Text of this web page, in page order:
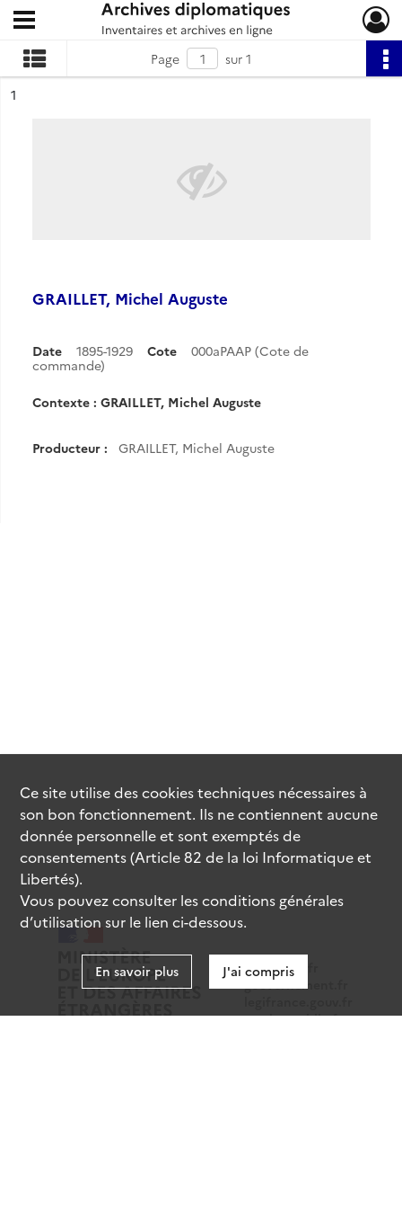
Archives diplomatiques
Ouvrir le menu déroulant
Page
sur 1
n°
1
GRAILLET, Michel Auguste
Date 1895-1929 Cote
000aPAAP (Cote de
commande)
Contexte : GRAILLET, Michel Auguste
Producteur : GRAILLET, Michel Auguste
data.gouv.fr
gouvernement.fr
service-public.fr
Ce site utilise descookiestechniques nécessaires à
son bon fonctionnement. Ils ne contiennent aucune
donnée personnelle et sont exemptés de
consentements (Article 82 de la loi Informatique et
Libertés).
Vous pouvez consulter les conditions générales
d’utilisation sur le lien ci-dessous.
En savoir plus J'ai compris